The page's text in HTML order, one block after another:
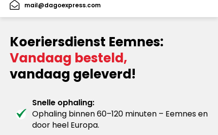
mail@dagoexpress.com
Koeriersdienst Eemnes:
Vandaag besteld,
vandaag geleverd!
Snelle ophaling:
Ophaling binnen 60–120 minuten – Eemnes en
door heel Europa.